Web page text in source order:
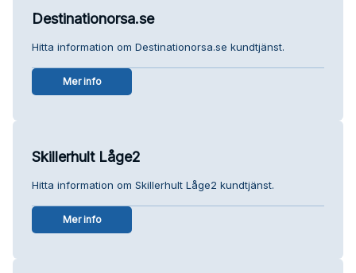
Destinationorsa.se
Hitta information om Destinationorsa.se kundtjänst.
Mer info
Skillerhult Låge2
Hitta information om Skillerhult Låge2 kundtjänst.
Mer info